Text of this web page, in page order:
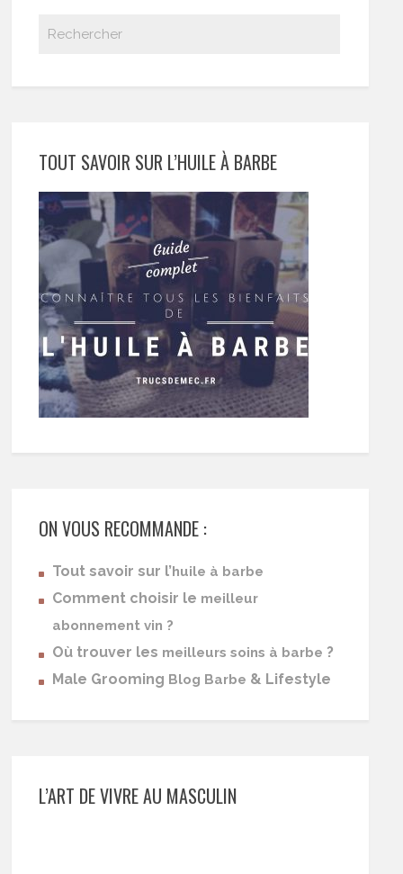
TOUT SAVOIR SUR L’HUILE À BARBE
ON VOUS RECOMMANDE :
Tout savoir sur l’ huile à barbe
Comment choisir le meilleur
abonnement vin ?
Où trouver les meilleurs soins à barbe ?
Male Grooming Blog Barbe & Lifestyle
L’ART DE VIVRE AU MASCULIN